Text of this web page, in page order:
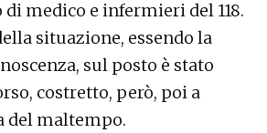
di medico e infermieri del 118.
situazione, essendo la
sul posto è stato
costretto, però, poi a
del maltempo.